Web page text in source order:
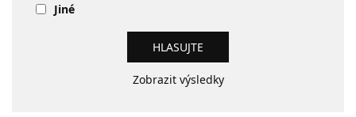
Jiné
Zobrazit výsledky